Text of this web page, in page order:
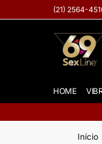
(21) 2564-
HOME
Início